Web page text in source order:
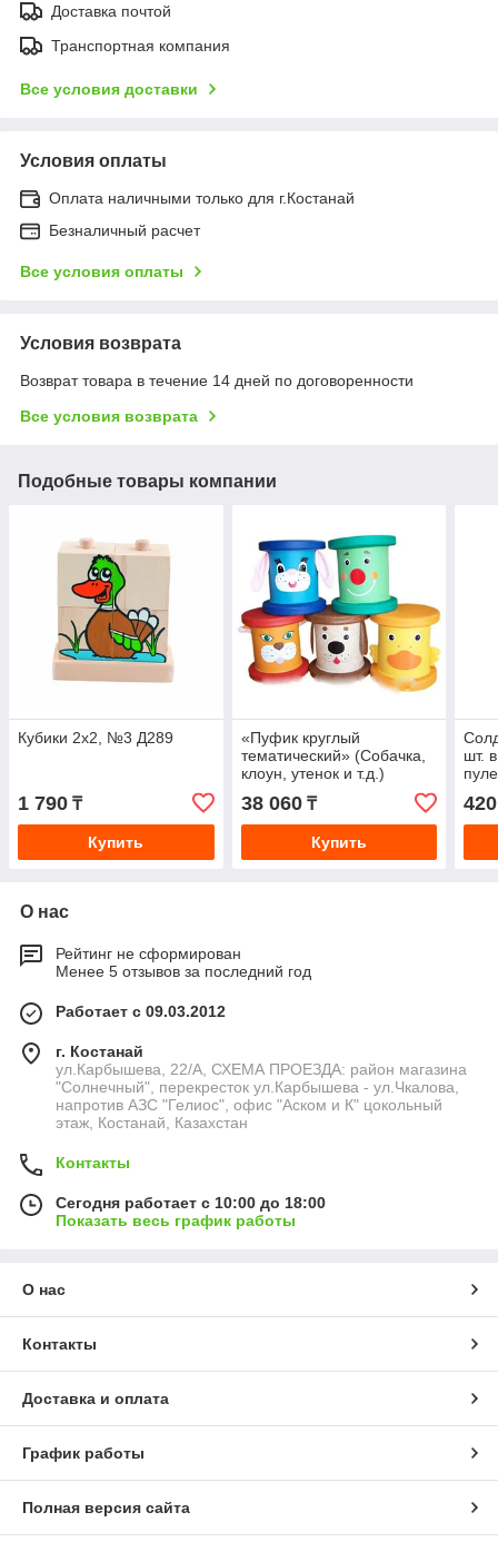
Доставка почтой
Транспортная компания
Все условия доставки
Условия оплаты
Оплата наличными только для г.Костанай
Безналичный расчет
Все условия оплаты
Условия возврата
Возврат товара в течение 14 дней по договоренности
Все условия возврата
Подобные товары компании
Кубики 2х2, №3 Д289
1 790 ₸
Купить
«Пуфик круглый
тематический» (Собачка,
клоун, утенок и т.д.)
38 060₸
Купить
шт.
420
О нас
Рейтинг не сформирован
Менее 5 отзывов за последний год
Работает с 09.03.2012
г. Костанай
ул.Карбышева, 22/А, СХЕМА ПРОЕЗДА: район магазина
"Солнечный", перекресток ул.Карбышева - ул.Чкалова,
напротив АЗС "Гелиос", офис "Аском и К" цокольный
этаж, Костанай, Казахстан
Контакты
Сегодня работает с 10:00 до 18:00
Показать весь график работы
О нас
Контакты
Доставка и оплата
График работы
Полная версия сайта